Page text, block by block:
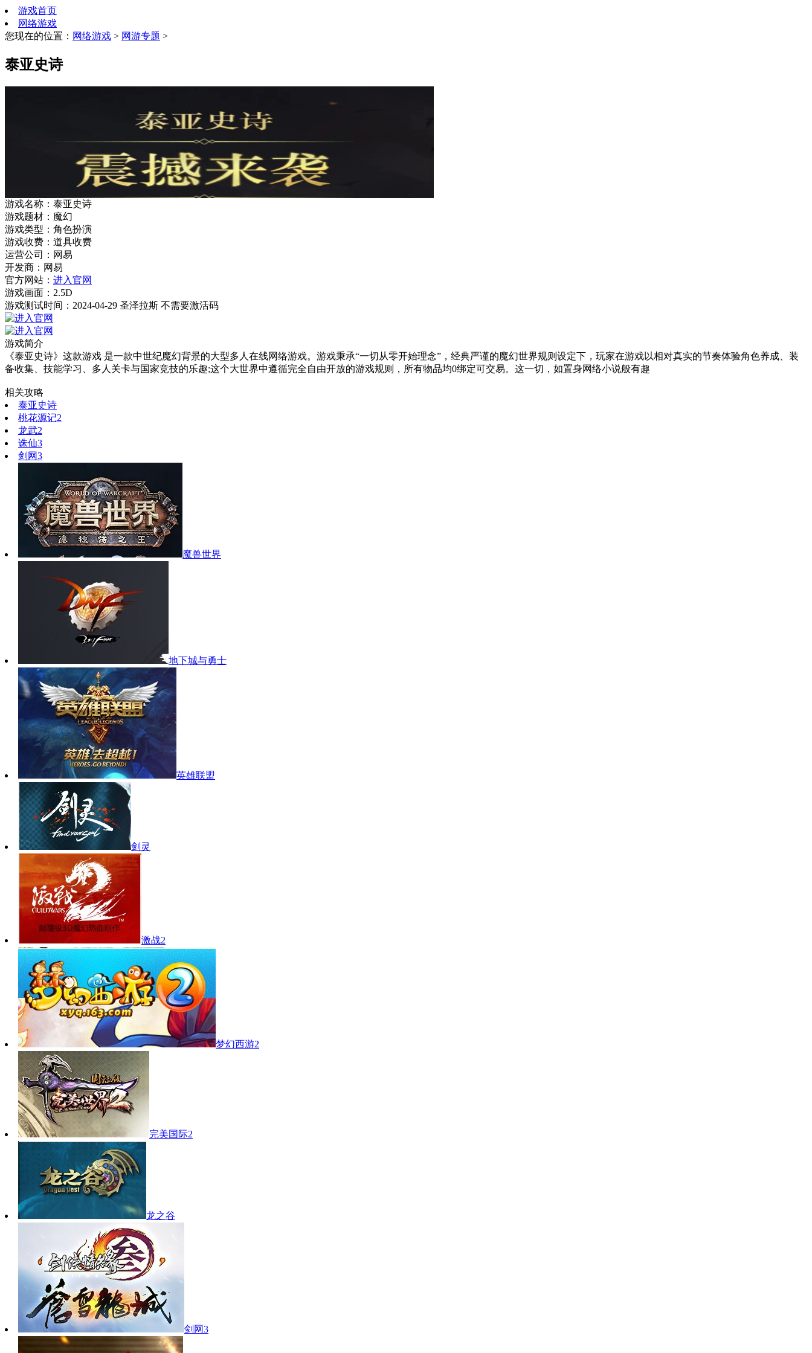
游戏首页
网络游戏
您现在的位置： 网络游戏 > 网游专题 >
泰亚史诗
游戏名称： 泰亚史诗
游戏题材： 魔幻
游戏类型： 角色扮演
游戏收费： 道具收费
运营公司： 网易
开发商： 网易
官方网站： 进入官网
游戏画面： 2.5D
游戏测试时间：2024-04-29 圣泽拉斯 不需要激活码
游戏简介
《泰亚史诗》这款游戏 是一款中世纪魔幻背景的大型多人在线网络游戏。游戏秉承“一切从零开始理念”，经典严谨的魔幻世界规则设定下，玩家在游戏以相对真实的节奏体验角色养成、装
备收集、技能学习、多人关卡与国家竞技的乐趣;这个大世界中遵循完全自由开放的游戏规则，所有物品均0绑定可交易。这一切，如置身网络小说般有趣
相关攻略
泰亚史诗
桃花源记2
龙武2
诛仙3
剑网3
魔兽世界
地下城与勇士
英雄联盟
剑灵
激战2
梦幻西游2
完美国际2
龙之谷
剑网3